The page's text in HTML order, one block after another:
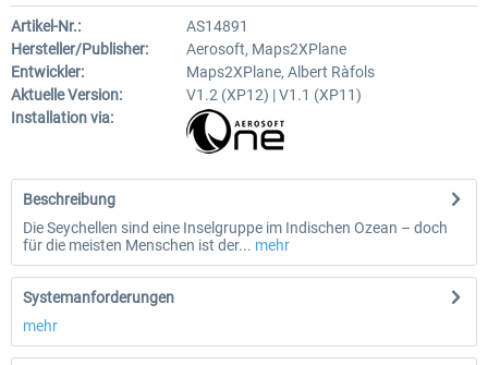
Artikel-Nr.:
AS14891
Hersteller/Publisher:
Aerosoft, Maps2XPlane
Entwickler:
Maps2XPlane, Albert Ràfols
Aktuelle Version:
V1.2 (XP12) | V1.1 (XP11)
Installation via:
Beschreibung
Die Seychellen sind eine Inselgruppe im Indischen Ozean – doch
für die meisten Menschen ist der... mehr
Systemanforderungen
mehr